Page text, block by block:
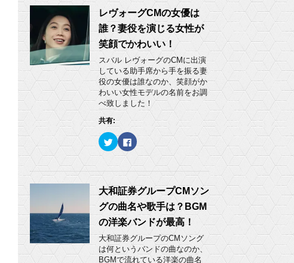
T
w
i
t
t
e
r
で
共
有
新
し
い
ウ
ィ
ン
ド
ウ
で
開
き
す
)
o
k
で
共
有
す
る
に
は
ク
リ
ッ
ク
し
て
く
だ
さ
い
新
し
ウ
ィ
ン
ド
で
開
き
ま
す
)
レヴォーグCMの女優は
誰？妻役を演じる女性が
笑顔でかわいい！
スバル レヴォーグのCMに出演
している助手席から手を振る妻
役の女優は誰なのか、笑顔がか
わいい女性モデルの名前をお調
べ致しました！
共有:
ク
リ
ッ
し
て
w
i
t
t
e
r
で
共
有
(
F
a
b
k
で
共
有
す
る
に
は
ク
リ
大和証券グループCMソン
グの曲名や歌手は？BGM
の洋楽バンドが最高！
大和証券グループのCMソング
は何というバンドの曲なのか、
BGMで流れている洋楽の曲名